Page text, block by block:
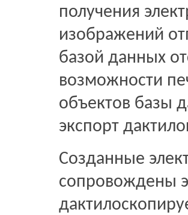
получения
изображений
базой данных
возможности
объектов базы
экспорт
Созданные
сопровождены